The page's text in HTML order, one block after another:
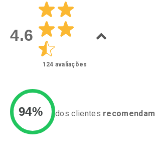
Laboratório
Por Menos
4.6
124 avaliações
94% dos clientes recomendam